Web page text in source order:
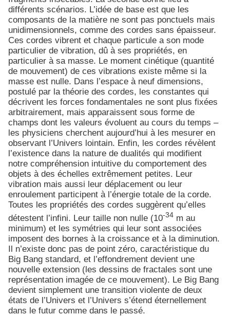
différents scénarios. L’idée de base est que les
composants de la matière ne sont pas ponctuels mais
unidimensionnels, comme des cordes sans épaisseur.
Ces cordes vibrent et chaque particule a son mode
particulier de vibration, dû à ses propriétés, en
particulier à sa masse. Le moment cinétique (quantité
de mouvement) de ces vibrations existe même si la
masse est nulle. Dans l’espace à neuf dimensions,
postulé par la théorie des cordes, les constantes qui
décrivent les forces fondamentales ne sont plus fixées
arbitrairement, mais apparaissent sous forme de
champs dont les valeurs évoluent au cours du temps –
les physiciens cherchent aujourd’hui à les mesurer en
observant l’Univers lointain. Enfin, les cordes révèlent
l’existence dans la nature de dualités qui modifient
notre compréhension intuitive du comportement des
objets à des échelles extrêmement petites. Leur
vibration mais aussi leur déplacement ou leur
enroulement participent à l’énergie totale de la corde.
Toutes les propriétés des cordes suggèrent qu’elles
détestent l’infini. Leur taille non nulle (10-34 m au
minimum) et les symétries qui leur sont associées
imposent des bornes à la croissance et à la diminution.
Il n’existe donc pas de point zéro, caractéristique du
Big Bang standard, et l’effondrement devient une
nouvelle extension (les dessins de fractales sont une
représentation imagée de ce mouvement). Le Big Bang
devient simplement une transition violente de deux
états de l’Univers et l’Univers s’étend éternellement
dans le futur comme dans le passé.